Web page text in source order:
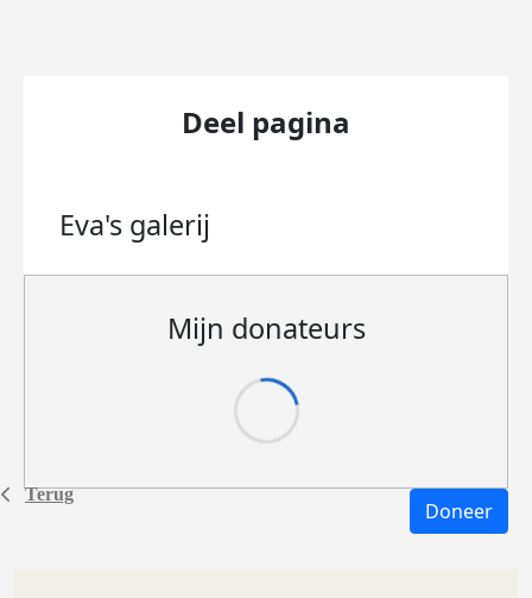
Terug
Deel pagina
Eva's galerij
Mijn donateurs
Doneer